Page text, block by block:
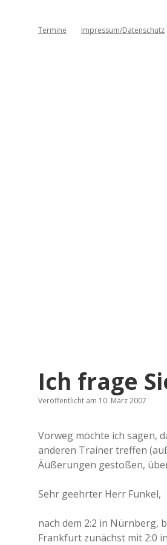
Termine Impressum/Datenschutz
Ich frage
Veröffentlicht am 10. März 2007
Vorweg möchte ich sagen,
anderen Trainer treffen
Äußerungen gestoßen,
Sehr geehrter Herr Funkel,
nach dem 2:2 in Nürnberg,
Frankfurt zunächst mit 2:0